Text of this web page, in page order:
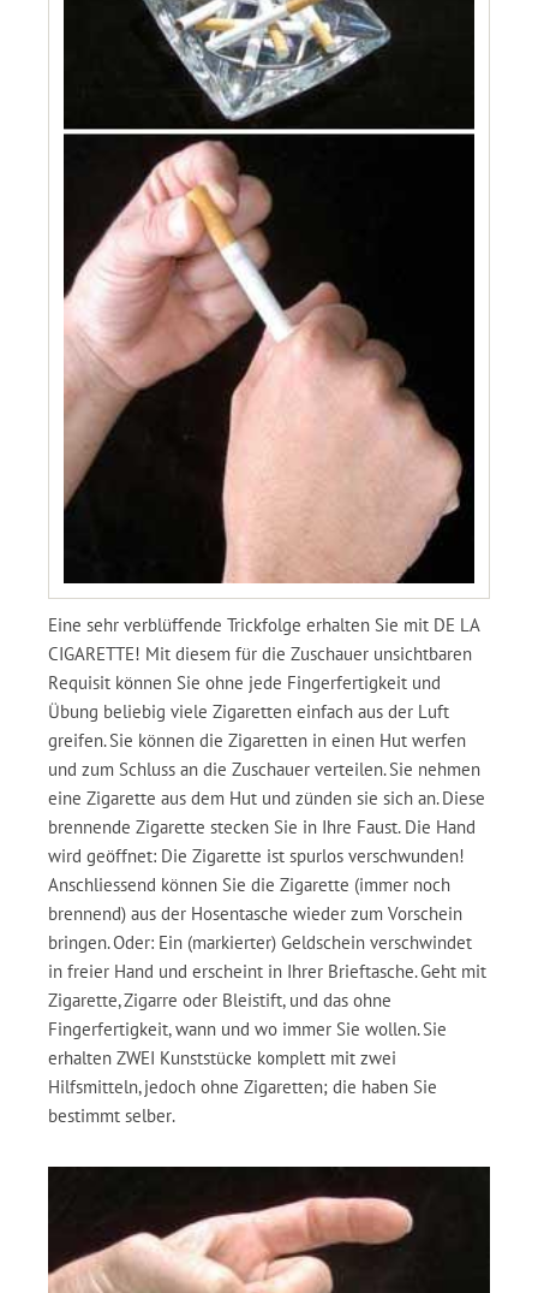
Eine sehr verblüffende Trickfolge erhalten Sie mit DE LA
CIGARETTE! Mit diesem für die Zuschauer unsichtbaren
Requisit können Sie ohne jede Fingerfertigkeit und
Übung beliebig viele Zigaretten einfach aus der Luft
greifen. Sie können die Zigaretten in einen Hut werfen
und zum Schluss an die Zuschauer verteilen. Sie nehmen
eine Zigarette aus dem Hut und zünden sie sich an. Diese
brennende Zigarette stecken Sie in Ihre Faust. Die Hand
wird geöffnet: Die Zigarette ist spurlos verschwunden!
Anschliessend können Sie die Zigarette (immer noch
brennend) aus der Hosentasche wieder zum Vorschein
bringen. Oder: Ein (markierter) Geldschein verschwindet
in freier Hand und erscheint in Ihrer Brieftasche. Geht mit
Zigarette, Zigarre oder Bleistift, und das ohne
Fingerfertigkeit, wann und wo immer Sie wollen. Sie
erhalten ZWEI Kunststücke komplett mit zwei
Hilfsmitteln, jedoch ohne Zigaretten; die haben Sie
bestimmt selber.